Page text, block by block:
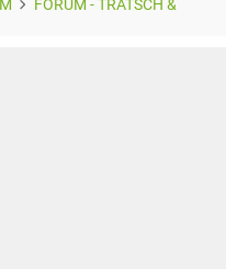
FORUM - TRATSCH &